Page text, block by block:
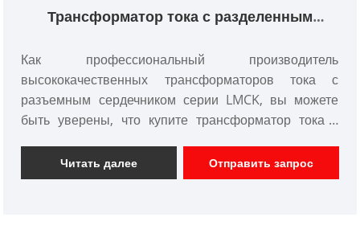
Трансформатор тока с разделенным
Как профессиональный производитель
высококачественных трансформаторов тока с
разъемным сердечником серии LMCK, вы можете
быть уверены, что купите трансформатор тока с
заводе. И мы предложим вам лучшее
послепродажное обслуживание и своевременную
Читать далее Отправить запрос